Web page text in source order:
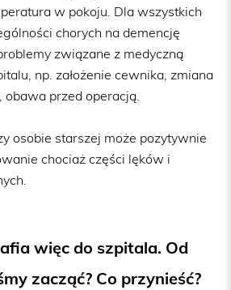
w pokoju. Dla wszystkich
chorych na demencję
związane z medyczną
np. założenie cewnika, zmiana
przed operacją.
osobie starszej może pozytywnie
chociaż części lęków i
więc do szpitala. Od
zacząć? Co przynieść?